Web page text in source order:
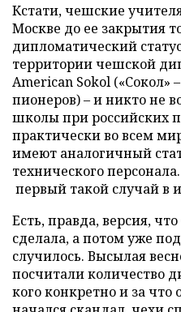
Кстати, чешские
Москве до ее закрытия
дипломатический
территории чешской
American Sokol («Сокол»
пионеров) – и никто не
школы при российских
практически во всем
имеют аналогичный
технического
первый такой случай в
Есть, правда, версия,
сделала, а потом уже
случилось. Высылая
посчитали количество
кого конкретно и за